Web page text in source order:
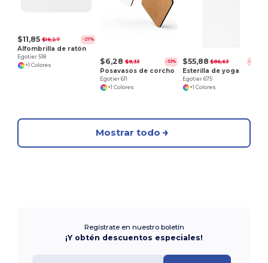
$11,85 $16,27 -27%
Alfombrilla de ratón
Egotier 518
+1 Colores
$6,28 $9,33 -33%
Posavasos de corcho
Egotier 611
+1 Colores
$55,88 $86,63 -35%
Esterilla de yoga
Egotier 675
+1 Colores
Mostrar todo
Regístrate en nuestro boletín
¡Y obtén descuentos especiales!